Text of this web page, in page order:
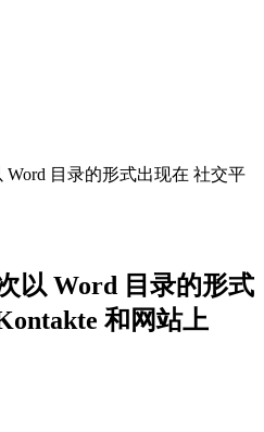
目录的形式出现在 社交平
以 Word 目录的形式
和网站上